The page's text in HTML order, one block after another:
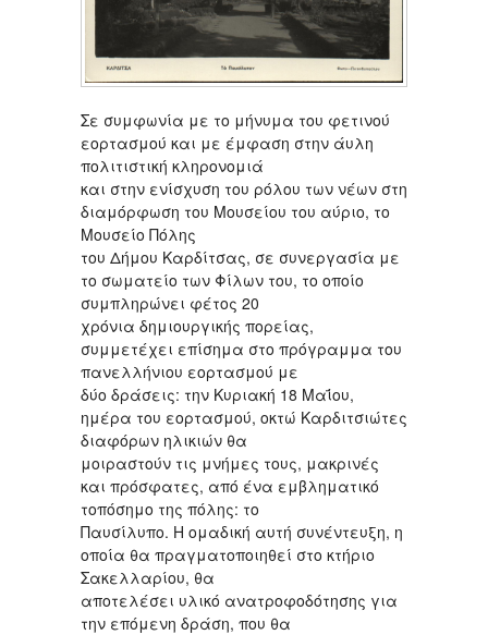
Σε συμφωνία με το μήνυμα του φετινού
εορτασμού και με έμφαση στην άυλη
πολιτιστική κληρονομιά
και στην ενίσχυση του ρόλου των νέων στη
διαμόρφωση του Μουσείου του αύριο, το
Μουσείο Πόλης
του Δήμου Καρδίτσας, σε συνεργασία με
το σωματείο των Φίλων του, το οποίο
συμπληρώνει φέτος 20
χρόνια δημιουργικής πορείας,
συμμετέχει επίσημα στο πρόγραμμα του
πανελλήνιου εορτασμού με
δύο δράσεις: την Κυριακή 18 Μαΐου,
ημέρα του εορτασμού, οκτώ Καρδιτσιώτες
διαφόρων ηλικιών θα
μοιραστούν τις μνήμες τους, μακρινές
και πρόσφατες, από ένα εμβληματικό
τοπόσημο της πόλης: το
Παυσίλυπο. Η ομαδική αυτή συνέντευξη, η
οποία θα πραγματοποιηθεί στο κτήριο
Σακελλαρίου, θα
αποτελέσει υλικό ανατροφοδότησης για
την επόμενη δράση, που θα